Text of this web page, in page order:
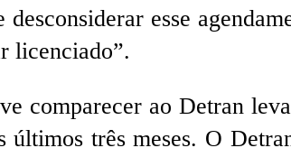
esse
licenciado”.
comparecer ao Detran
três meses. O